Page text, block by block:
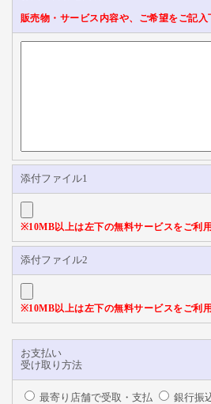
販売物・サービス内容や、ご希望をご記入
添付ファイル1
※10MB以上は左下の無料サービスをご利
添付ファイル2
※10MB以上は左下の無料サービスをご利
お支払い
受け取り方法
最寄り店舗で受取・支払 銀行振